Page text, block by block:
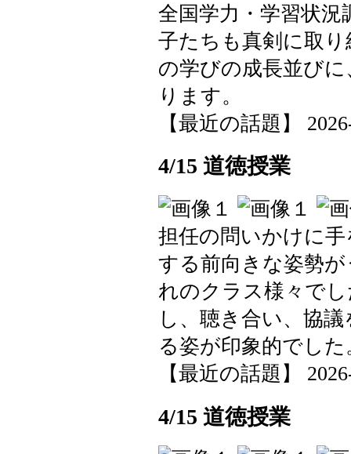
全国学力・学習状
子たちも真剣に取
の学びの成長並び
ります。
【最近の話題】
4/15 道徳授業
担任の問いかけに
する前向きな姿勢
れのクラス様々で
し、聴き合い、協
る姿が印象的でした
【最近の話題】
4/15 道徳授業